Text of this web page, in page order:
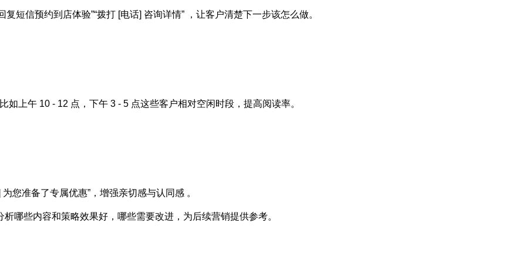
短信预约到店体验”“拨打 [电话] 咨询详情” ，让客户清楚下一步该怎么做。
上午 10 - 12 点，下午 3 - 5 点这些客户相对空闲时段，提高阅读率。
您准备了专属优惠”，增强亲切感与认同感 。
哪些内容和策略效果好，哪些需要改进，为后续营销提供参考。